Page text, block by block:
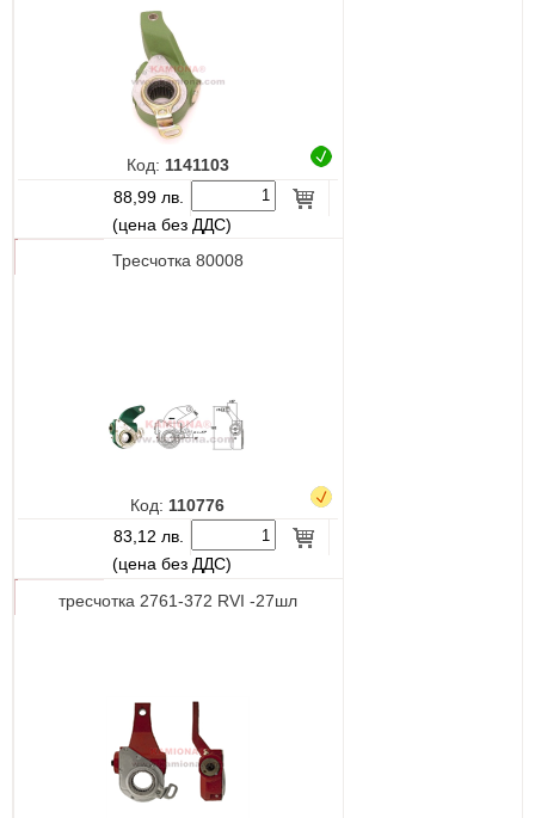
Код: 1141103
88,99 лв.
(цена без ДДС)
Тресчотка 80008
Код: 110776
83,12 лв.
(цена без ДДС)
тресчотка 2761-372 RVI -27шл